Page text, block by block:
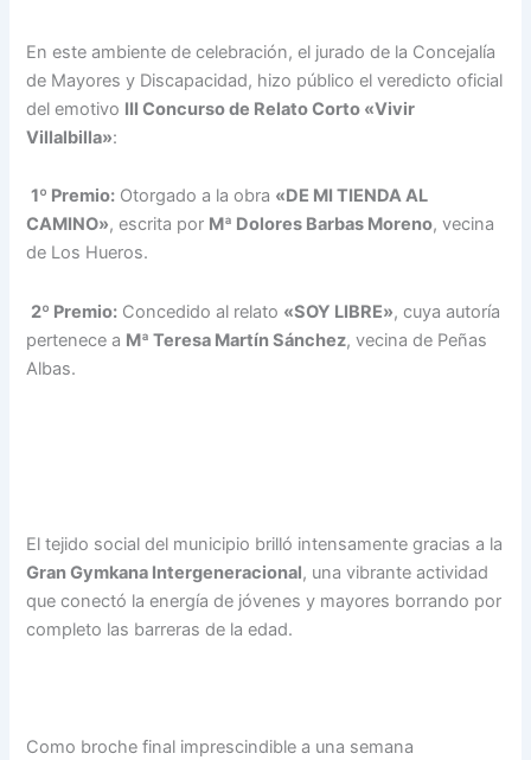
En este ambiente de celebración, el jurado de la Concejalía
de Mayores y Discapacidad, hizo público el veredicto oficial
del emotivo III Concurso de Relato Corto «Vivir
Villalbilla»:
1º Premio: Otorgado a la obra «DE MI TIENDA AL
CAMINO», escrita por Mª Dolores Barbas Moreno, vecina
de Los Hueros.
2º Premio: Concedido al relato «SOY LIBRE», cuya autoría
pertenece a Mª Teresa Martín Sánchez, vecina de Peñas
Albas.
El tejido social del municipio brilló intensamente gracias a la
Gran Gymkana Intergeneracional, una vibrante actividad
que conectó la energía de jóvenes y mayores borrando por
completo las barreras de la edad.
Como broche final imprescindible a una semana